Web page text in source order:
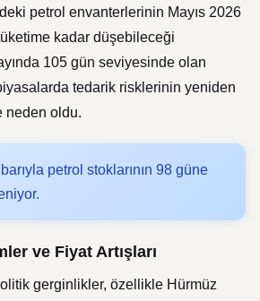
petrol envanterlerinin Mayıs 2026
kadar düşebileceği
105 gün seviyesinde olan
tedarik risklerinin yeniden
neden oldu.
petrol stoklarının 98 güne
ve Fiyat Artışları
gerginlikler, özellikle Hürmüz